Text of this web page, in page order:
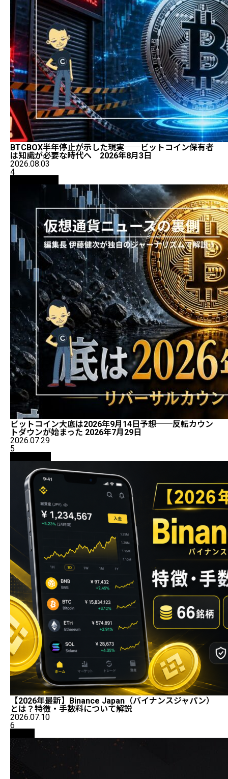
BTCBOX半年停止が示した現実──ビットコイン保有者
は知識が必要な時代へ 2026年8月3日
2026.08.03
4
ビットコイン大底は2026年9月14日予想──反転カウン
トダウンが始まった 2026年7月29日
2026.07.29
5
【2026年最新】Binance Japan（バイナンスジャパン）
とは？特徴・手数料について解説
2026.07.10
6